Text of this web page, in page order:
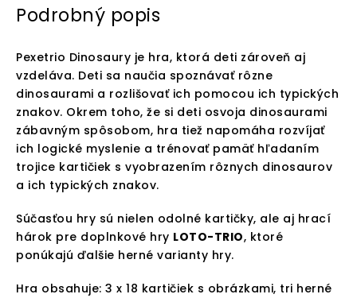
Podrobný popis
Pexetrio Dinosaury je hra, ktorá deti zároveň aj
vzdeláva. Deti sa naučia spoznávať rôzne
dinosaurami a rozlišovať ich pomocou ich typických
znakov. Okrem toho, že si deti osvoja dinosaurami
zábavným spôsobom, hra tiež napomáha rozvíjať
ich logické myslenie a trénovať pamäť hľadaním
trojice kartičiek s vyobrazením rôznych dinosaurov
a ich typických znakov.
Súčasťou hry sú nielen odolné kartičky, ale aj hrací
hárok pre doplnkové hry LOTO-TRIO, ktoré
ponúkajú ďalšie herné varianty hry.
Hra obsahuje: 3 x 18 kartičiek s obrázkami, tri herné